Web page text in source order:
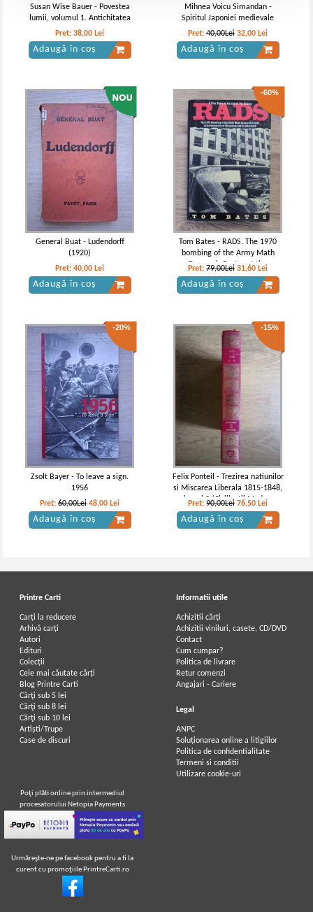
Susan Wise Bauer - Povestea
lumii, volumul 1. Antichitatea
Pret:38,00 Lei
Adaugă în coș
Mihnea Voicu Simandan -
Spiritul Japoniei medievale
Pret:40,00Lei 32,00 Lei
Adaugă în coș
General Buat - Ludendorff
(1920)
Pret:40,00 Lei
Adaugă în coș
-60%
Tom Bates - RADS. The 1970
bombing of the Army Math
Research Center at the
University of Wisconsin and its
Aftermath
Pret:79,00Lei 31,60 Lei
Adaugă în coș
-20%
Zsolt Bayer - To leave a sign.
1956
Pret:60,00Lei 48,00 Lei
Adaugă în coș
-15%
Felix Ponteil - Trezirea natiunilor
si Miscarea Liberala 1815-1848,
volumul 2 (Civilizatii Moderne,
nr 2)
Pret:90,00Lei 76,50 Lei
Adaugă în coș
Printre Carti
Carți la reducere
Arhivă carți
Autori
Edituri
Colecții
Cele mai căutate cărți
Blog Printre Carti
Cărţi sub 5 lei
Cărţi sub 8 lei
Cărţi sub 10 lei
Artiști/Trupe
Case de discuri
Informatii utile
Achizitii cărți
Achizitii viniluri, casete, CD/DVD
Contact
Cum cumpar?
Politica de livrare
Retur comenzi
Angajari - Cariere
Legal
ANPC
Soluționarea online a litigiilor
Politica de confidentialitate
Termeni si conditii
Utilizare cookie-uri
Poţi plăti online prin intermediul
procesatorului Netopia Payments
Urmăreşte-ne pe facebook pentru a fi la
curent cu promoţiile PrintreCarti.ro